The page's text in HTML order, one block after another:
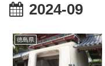
2024-09
徳島県